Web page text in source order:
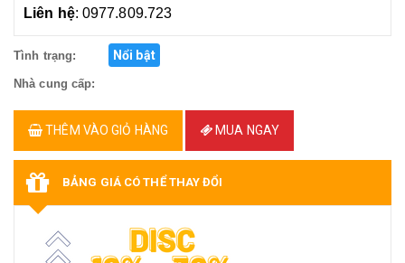
Liên hệ: 0977.809.723
Tình trạng: Nổi bật
Nhà cung cấp:
THÊM VÀO GIỎ HÀNG MUA NGAY
BẢNG GIÁ CÓ THỂ THAY ĐỔI